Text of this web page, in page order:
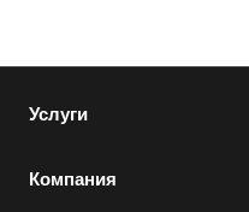
Услуги
Компания